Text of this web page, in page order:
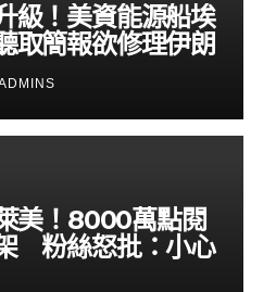
級！美資能源船埃
簡報欲修理伊朗
美！8000萬點閱
粉絲怒批：小心